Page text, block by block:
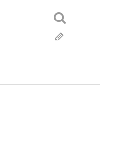
検
索: